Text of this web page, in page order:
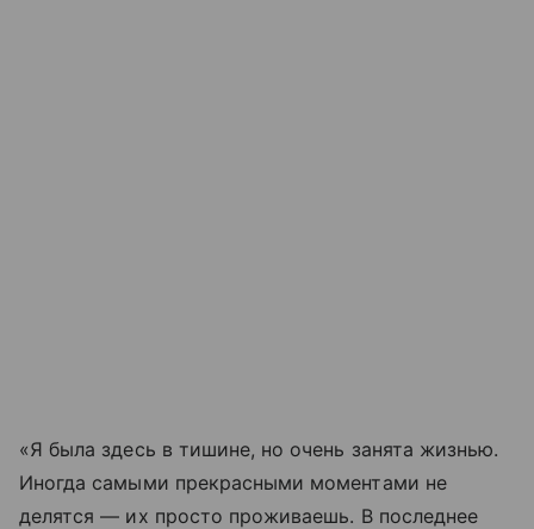
«Я была здесь в тишине, но очень занята жизнью.
Иногда самыми прекрасными моментами не
делятся — их просто проживаешь. В последнее